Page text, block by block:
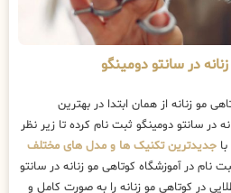
در سانتو دومینگو
مو زنانه از همان ابتدا در بهترین
در سانتو دومینگو ثبت نام کرده تا زیر نظر
با جدیدترین تکنیک ها و مدل های مختلف
نام در آموزشگاه کوتاهی مو زنانه در سانتو
در کوتاهی مو زنانه را به صورت کامل و